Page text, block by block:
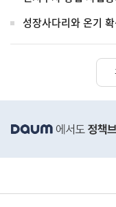
성장사다리와 온기
단
영